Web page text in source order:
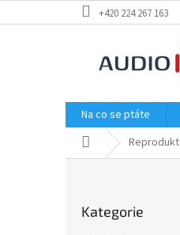
na
+420 224 267 163
Na co se ptáte
Domů
kategorie
Kategorie